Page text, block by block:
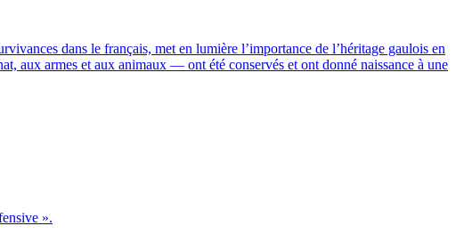
dans le français, met en lumière l’importance de l’héritage gaulois en
aux armes et aux animaux — ont été conservés et ont donné naissance à une
».